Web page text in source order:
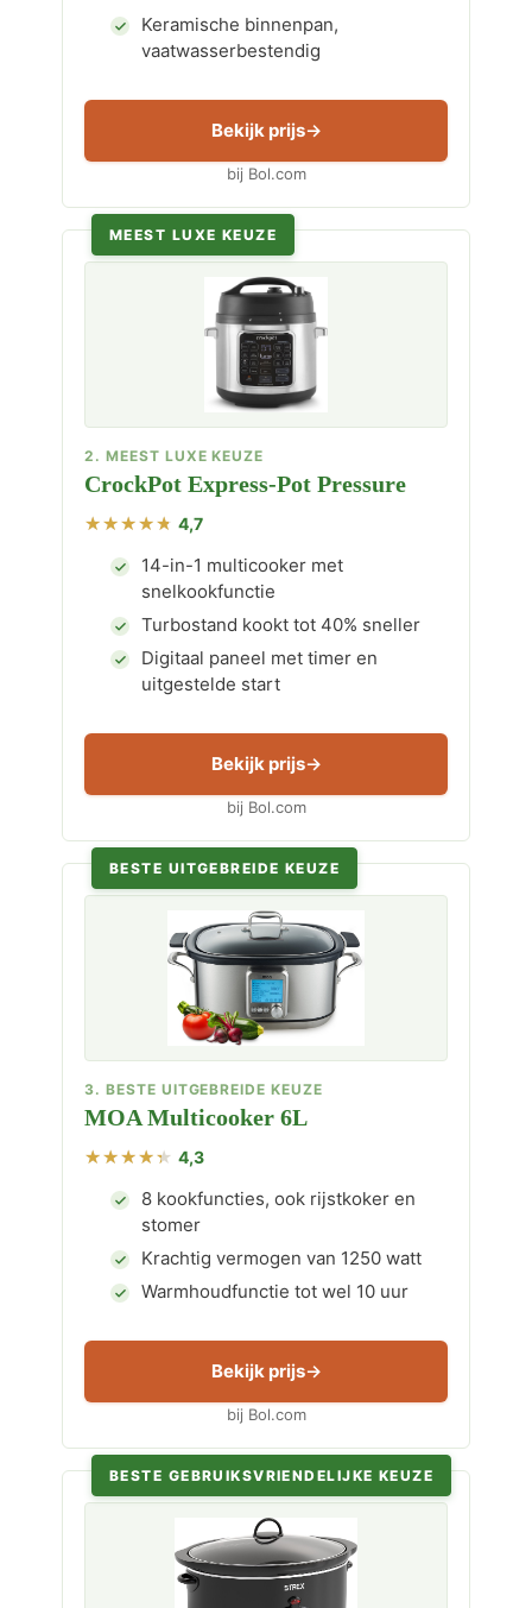
Keramische binnenpan,
vaatwasserbestendig
Bekijk prijs
bij Bol.com
MEEST LUXE KEUZE
2. MEEST LUXE KEUZE
CrockPot Express-Pot Pressure
4,7
14-in-1 multicooker met
snelkookfunctie
Turbostand kookt tot 40% sneller
Digitaal paneel met timer en
uitgestelde start
Bekijk prijs
bij Bol.com
BESTE UITGEBREIDE KEUZE
3. BESTE UITGEBREIDE KEUZE
MOA Multicooker 6L
4,3
8 kookfuncties, ook rijstkoker en
stomer
Krachtig vermogen van 1250 watt
Warmhoudfunctie tot wel 10 uur
Bekijk prijs
bij Bol.com
BESTE GEBRUIKSVRIENDELIJKE KEUZE